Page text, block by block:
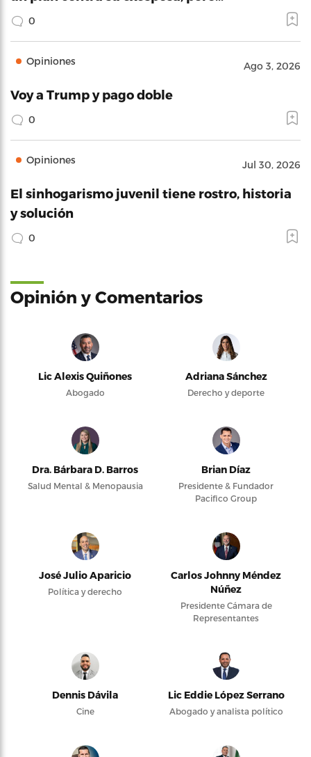
0
Opiniones Ago 3, 2026
Voy a Trump y pago doble
0
Opiniones Jul 30, 2026
El sinhogarismo juvenil tiene rostro, historia
y solución
0
Opinión y Comentarios
Lic Alexis Quiñones
Abogado
Adriana Sánchez
Derecho y deporte
Dra. Bárbara D. Barros
Salud Mental & Menopausia
Brian Díaz
Presidente & Fundador
Pacifico Group
José Julio Aparicio
Política y derecho
Carlos Johnny Méndez
Núñez
Presidente Cámara de
Representantes
Dennis Dávila
Cine
Lic Eddie López Serrano
Abogado y analista político